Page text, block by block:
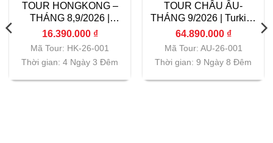
TOUR HONGKONG –
THÁNG 8,9/2026 |
Vietnam Airlines|
16.390.000 ₫
Mã Tour: HK-26-001
Thời gian: 4 Ngày 3 Đêm
TOUR CHÂU ÂU-
THÁNG 9/2026 | Turkish
Airlines| TP.HCM
64.890.000 ₫
Mã Tour: AU-26-001
Thời gian: 9 Ngày 8 Đêm